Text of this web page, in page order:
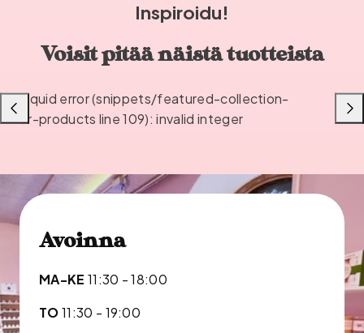
Inspiroidu!
Voisit pitää näistä tuotteista
Liquid error (snippets/featured-collection-
or-products line 109): invalid integer
Liu'uta
vasemmalle
Avoinna
MA-KE 11:30 - 18:00
TO11:30 - 19:00